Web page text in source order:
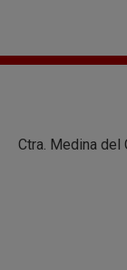
Ctra. Medina del